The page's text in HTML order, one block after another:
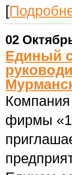
[
02
Единый
фирмы